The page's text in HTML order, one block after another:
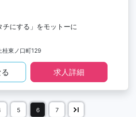
チにする」をモットーに
桂東ノ口町129
求人詳細
5 6 7